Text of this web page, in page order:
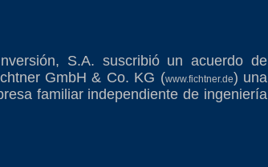
S.A. suscribió un acuerdo de
GmbH & Co. KG (www.fichtner.de) una
familiar independiente de ingeniería